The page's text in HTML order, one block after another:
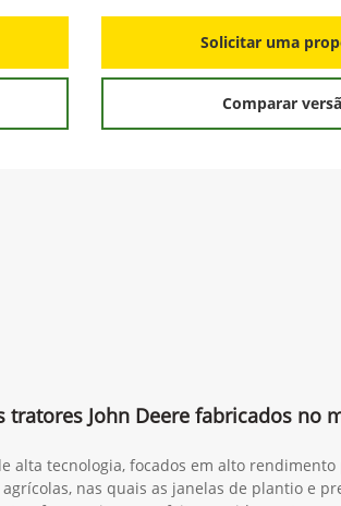
Solicitar uma
Comparar
tratores John Deere fabricados no
alta tecnologia, focados em alto
nas quais as janelas de plantio e